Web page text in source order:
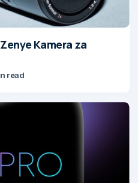
Kamera za
read